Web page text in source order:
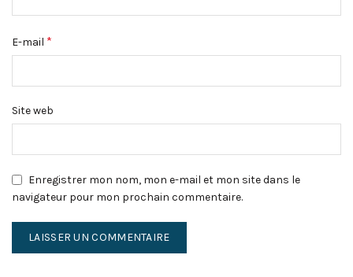
E-mail *
Site web
Enregistrer mon nom, mon e-mail et mon site dans le
navigateur pour mon prochain commentaire.